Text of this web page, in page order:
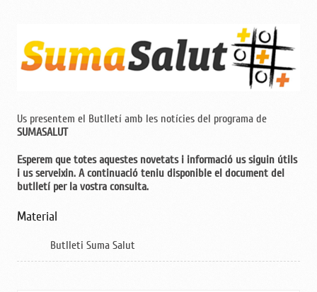
Us presentem el Butlletí amb les notícies del programa de
SUMASALUT
Esperem que totes aquestes novetats i informació us siguin útils
i us serveixin. A continuació teniu disponible el document del
butlletí per la vostra consulta.
Material
Butlleti Suma Salut